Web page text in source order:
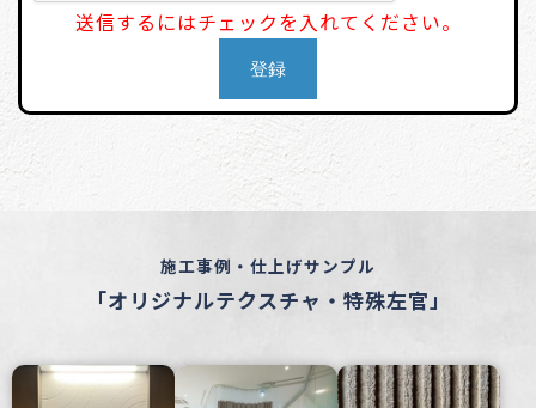
送信するにはチェックを入れてください。
施工事例・仕上げサンプル
「オリジナルテクスチャ・特殊左官」